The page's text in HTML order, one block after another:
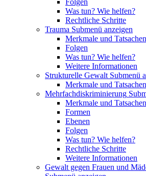
Folgen
Was tun? Wie helfen?
Rechtliche Schritte
Trauma Submenü anzeigen
Merkmale und Tatsachen
Folgen
Was tun? Wie helfen?
Weitere Informationen
Strukturelle Gewalt Submenü
Merkmale und Tatsachen
Mehrfachdiskriminierung
Merkmale und Tatsachen
Formen
Ebenen
Folgen
Was tun? Wie helfen?
Rechtliche Schritte
Weitere Informationen
Gewalt gegen Frauen und